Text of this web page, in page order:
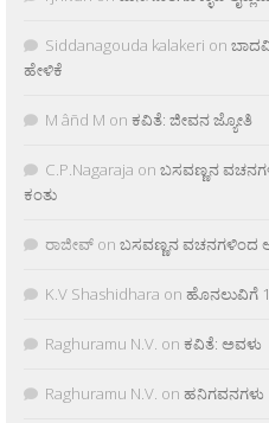
Siddanagouda kalakeri on
ಹೇಳಿಕೆ
M âñd M on ಕವಿತೆ: ಜೀವನ ಜ್ಯೋತಿ
C.P.Nagaraja on ಬಸವಣ್ಣನ
ಕಂತು
ರಾಜೀವ್ on ಬಸವಣ್ಣನ ವಚನಗಳಿಂದ
K.V Shashidhara on ಹೊನಲುವಿಗೆ
Raghuramu N.V. on ಕವಿತೆ: ಅವಳು
Raghuramu N.V. on ಹನಿಗವನಗಳು